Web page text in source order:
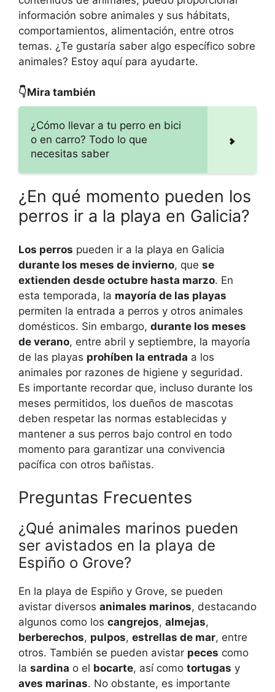
información sobre animales y sus hábitats,
comportamientos, alimentación, entre otros
temas. ¿Te gustaría saber algo específico sobre
animales? Estoy aquí para ayudarte.
👇Mira también
¿Cómo llevar a tu perro en bici
o en carro? Todo lo que
necesitas saber
¿En qué momento pueden los
perros ir a la playa en Galicia?
Los perros pueden ir a la playa en Galicia
durante los meses de invierno, que se
extienden desde octubre hasta marzo. En
esta temporada, la mayoría de las playas
permiten la entrada a perros y otros animales
domésticos. Sin embargo, durante los meses
de verano, entre abril y septiembre, la mayoría
de las playas prohíben la entrada a los
animales por razones de higiene y seguridad.
Es importante recordar que, incluso durante los
meses permitidos, los dueños de mascotas
deben respetar las normas establecidas y
mantener a sus perros bajo control en todo
momento para garantizar una convivencia
pacífica con otros bañistas.
Preguntas Frecuentes
¿Qué animales marinos pueden
ser avistados en la playa de
Espiño o Grove?
En la playa de Espiño y Grove, se pueden
avistar diversos animales marinos, destacando
algunos como los cangrejos, almejas,
berberechos, pulpos, estrellas de mar, entre
otros. También se pueden avistar peces como
la sardina o el bocarte, así como tortugas y
aves marinas. No obstante, es importante